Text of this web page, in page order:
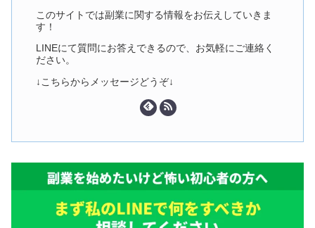
このサイトでは副業に関する情報をお伝えしていきま
す！
LINEにて質問にお答えできるので、お気軽にご連絡く
ださい。
↓こちらからメッセージどうぞ↓